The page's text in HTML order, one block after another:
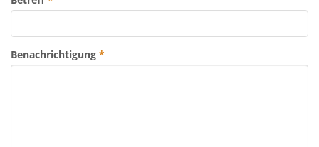
Benachrichtigung *